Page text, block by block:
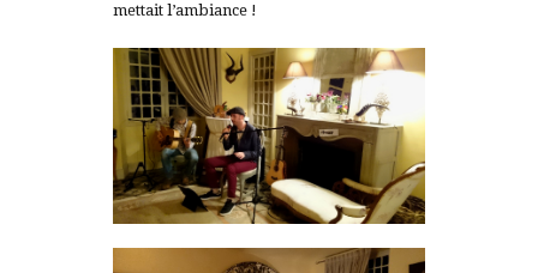
mettait l’ambiance !